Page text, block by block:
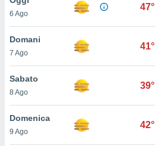
è
al sito
di
ci
di
il
6 Ago
47°
Domani
7 Ago
41°
Sabato
8 Ago
39°
Domenica
9 Ago
42°